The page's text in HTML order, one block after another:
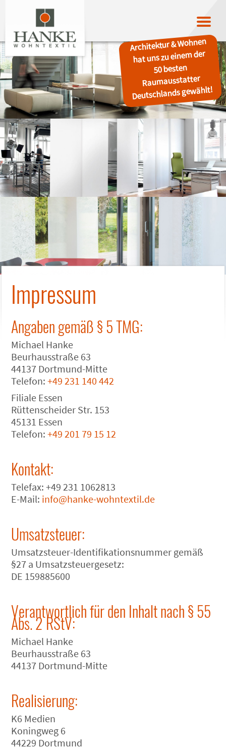
Architektur & Wohnen
hat uns zu einem der
50 besten
Raumausstatter
Deutschlands gewählt!
Impressum
Angaben gemäß § 5 TMG:
Michael Hanke
Beurhausstraße 63
44137 Dortmund-Mitte
Telefon:+49 231 140 442
Filiale Essen
Rüttenscheider Str. 153
45131 Essen
Telefon:+49 201 79 15 12
Kontakt:
Telefax: +49 231 1062813
E-Mail: info@hanke-wohntextil.de
Umsatzsteuer:
Umsatzsteuer-Identifikationsnummer gemäß
§27 a Umsatzsteuergesetz:
DE 159885600
Verantwortlich für den Inhalt nach § 55
Abs. 2 RStV:
Michael Hanke
Beurhausstraße 63
44137 Dortmund-Mitte
Realisierung:
K6 Medien
Koningweg 6
44229 Dortmund